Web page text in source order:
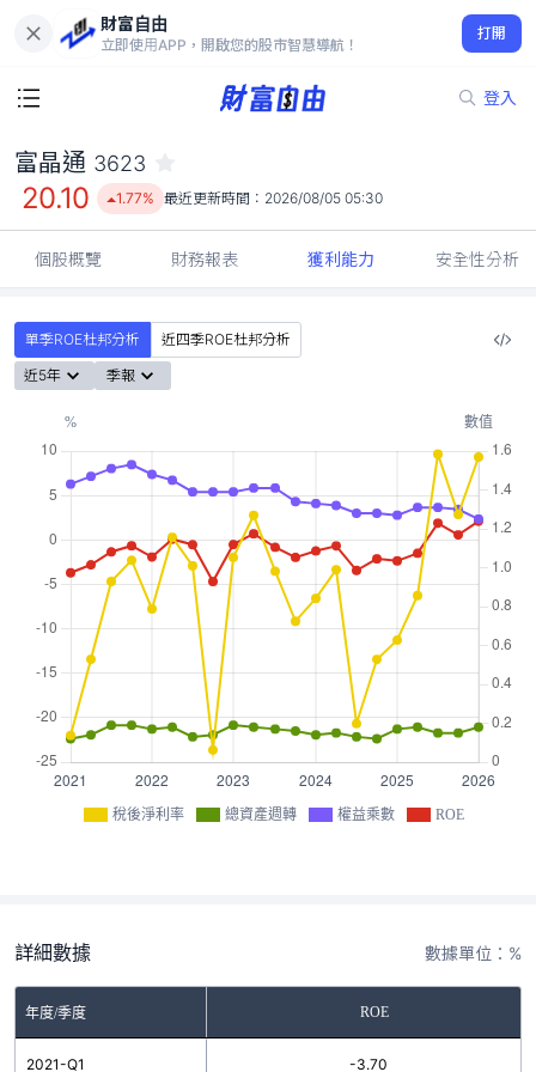
財富自由
立即使用APP，開啟您的股市智慧導航！
打開
登入
20.10
1.77%
富晶通 3623
20.10 1.77% 最近更新時間： 2026/08/05 05:30
個股概覽 財務報表 獲利能力 安全性分析
單季ROE杜邦分析
近四季ROE杜邦分析
近5年
季報
稅後淨利率 總資產週轉 權益乘數 ROE
詳細數據 數據單位：%
年度/季度 ROE
2021-Q1 -3.70